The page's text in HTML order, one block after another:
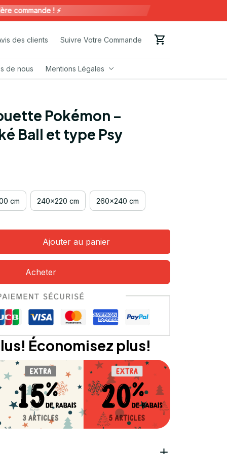
! ⚡️
des clients Suivre Votre Commande
de nous Mentions Légales
Pokémon –
Ball et type Psy
cm 240x220 cm 260x240 cm
Ajouter au panier
Acheter
Économisez plus!